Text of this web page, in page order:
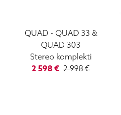
QUAD - QUAD 33 &
QUAD 303
Stereo komplekti
2 598 € 2 998€